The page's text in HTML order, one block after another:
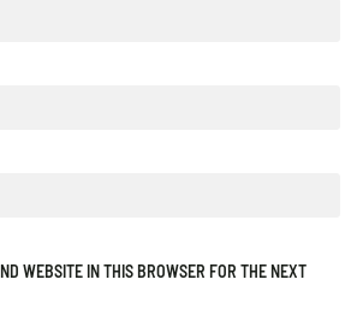
WEBSITE IN THIS BROWSER FOR THE NEXT